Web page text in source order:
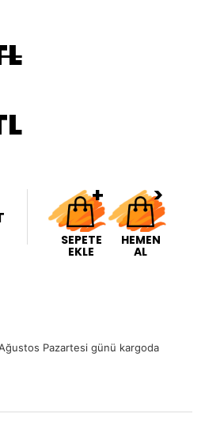
SEPETE
EKLE
HEMEN
AL
Pazartesi günü kargoda